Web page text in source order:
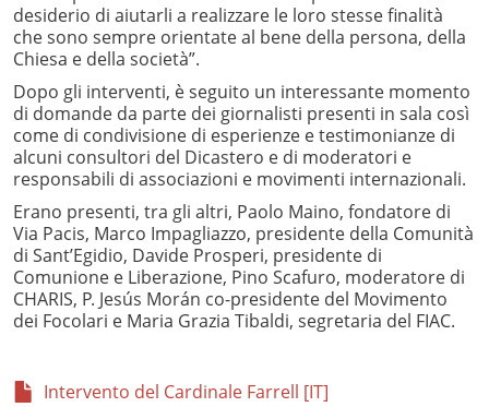
desiderio di aiutarli a realizzare le loro stesse finalità
che sono sempre orientate al bene della persona, della
Chiesa e della società”.
Dopo gli interventi, è seguito un interessante momento
di domande da parte dei giornalisti presenti in sala così
come di condivisione di esperienze e testimonianze di
alcuni consultori del Dicastero e di moderatori e
responsabili di associazioni e movimenti internazionali.
Erano presenti, tra gli altri, Paolo Maino, fondatore di
Via Pacis, Marco Impagliazzo, presidente della Comunità
di Sant’Egidio, Davide Prosperi, presidente di
Comunione e Liberazione, Pino Scafuro, moderatore di
CHARIS, P. Jesús Morán co-presidente del Movimento
dei Focolari e Maria Grazia Tibaldi, segretaria del FIAC.
Intervento del Cardinale Farrell [IT]